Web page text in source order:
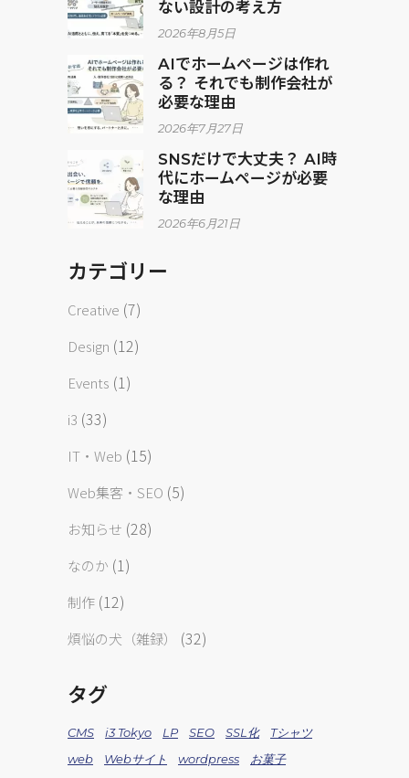
ない設計の考え方
2026年8月5日
AIでホームページは作れ
る？ それでも制作会社が
必要な理由
2026年7月27日
SNSだけで大丈夫？ AI時
代にホームページが必要
な理由
2026年6月21日
カテゴリー
Creative (7)
Design (12)
Events (1)
i3 (33)
IT・Web (15)
Web集客・SEO (5)
お知らせ (28)
なのか (1)
制作 (12)
煩悩の犬（雑録） (32)
タグ
CMS i3 Tokyo LP SEO SSL化
Tシャツ
web
Webサイト wordpress
お菓子